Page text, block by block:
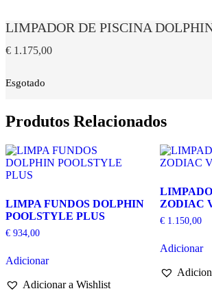
LIMPADOR DE PISCINA
€ 1.175,00
Esgotado
Produtos Relacionados
LIMPA FUNDOS DOLPHIN
POOLSTYLE PLUS
€ 934,00
Adicionar
Adicionar a Wishlist
ZODIAC
€1.150,00
Adicionar